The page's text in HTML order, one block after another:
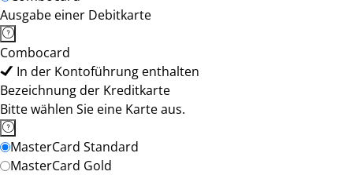
Ausgabe einer Debitkarte
Combocard
In der Kontoführung enthalten
Bezeichnung der Kreditkarte
Bitte wählen Sie eine Karte aus.
MasterCard Standard
MasterCard Gold